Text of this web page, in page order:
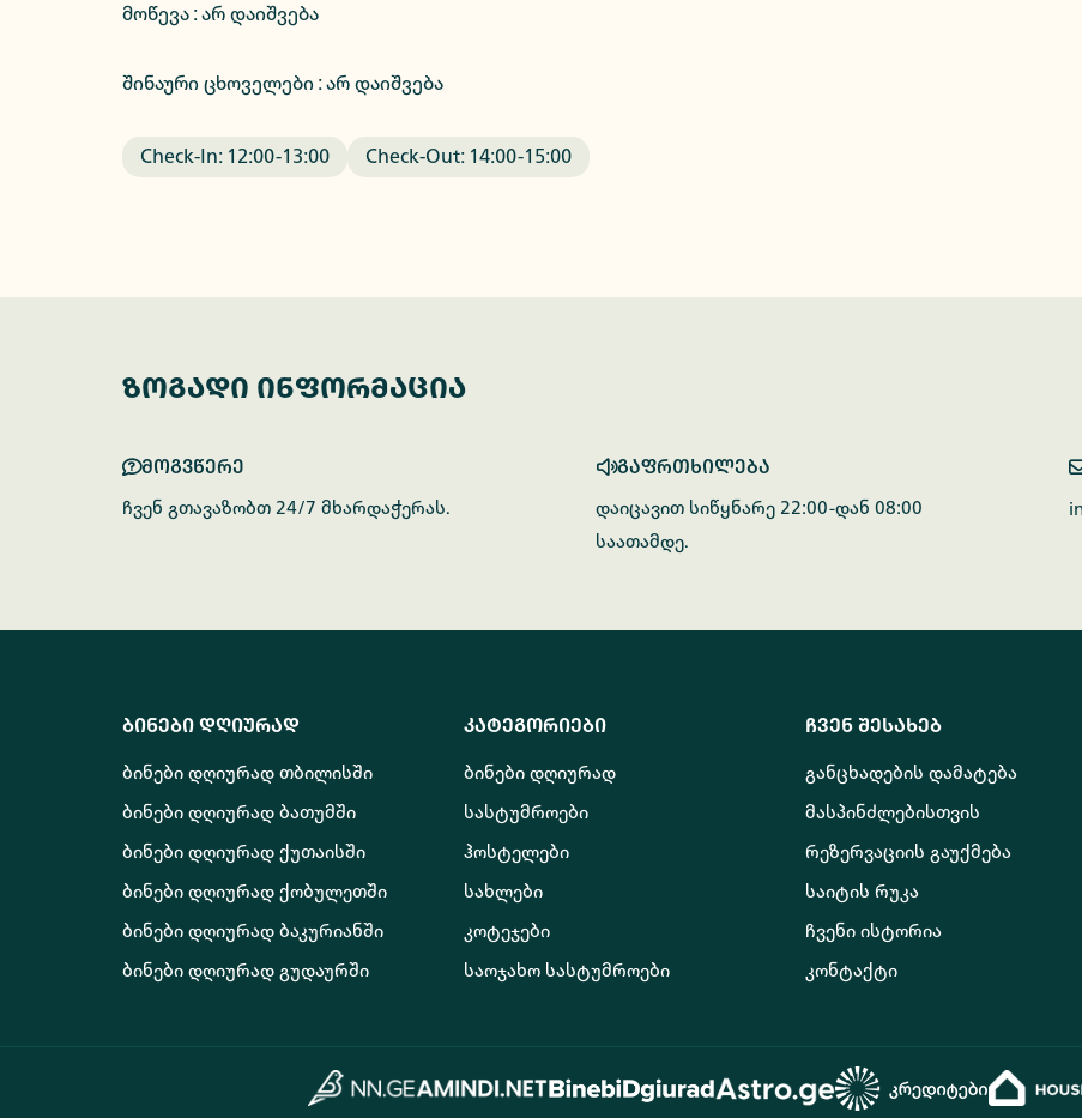
მოწევა : არ დაიშვება
შინაური ცხოველები : არ დაიშვება
Check-In: 12:00-13:00 Check-Out: 14:00-15:00
ზოგადი ინფორმაცია
მოგვწერე
ჩვენ გთავაზობთ 24/7 მხარდაჭერას.
გაფრთხილება
დაიცავით სიწყნარე 22:00-დან 08:00
საათამდე.
ბინები დღიურად
ბინები დღიურად თბილისში
ბინები დღიურად ბათუმში
ბინები დღიურად ქუთაისში
ბინები დღიურად ქობულეთში
ბინები დღიურად ბაკურიანში
ბინები დღიურად გუდაურში
კატეგორიები
ბინები დღიურად
სასტუმროები
ჰოსტელები
სახლები
კოტეჯები
საოჯახო სასტუმროები
ჩვენ შესახებ
განცხადების დამატება
მასპინძლებისთვის
რეზერვაციის გაუქმება
საიტის რუკა
ჩვენი ისტორია
კონტაქტი